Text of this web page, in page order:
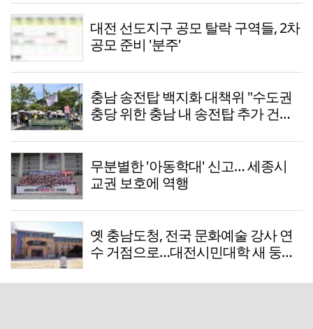
대전 선도지구 공모 탈락 구역들, 2차
공모 준비 '분주'
충남 송전탑 백지화 대책위 "수도권
충당 위한 충남 내 송전탑 추가 건설,
무분별한 '아동학대' 신고… 세종시
교권 보호에 역행
옛 충남도청, 전국 문화예술 강사 연
수 거점으로…대전시민대학 새 둥지